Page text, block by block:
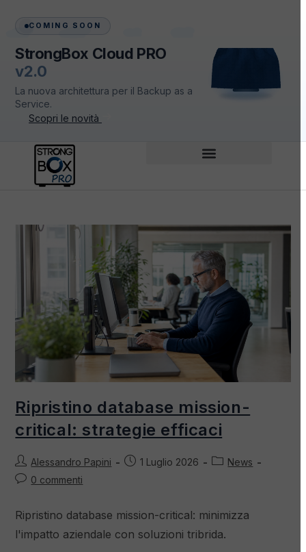
COMING SOON
StrongBox Cloud PRO
v2.0
La nuova architettura per il Backup as a
Service.
Scopri le novità
Ripristino database mission-
critical: strategie efficaci
Alessandro Papini 1 Luglio 2026
News
0 commenti
Ripristino database mission-critical: minimizza
l'impatto aziendale con soluzioni tribrida.